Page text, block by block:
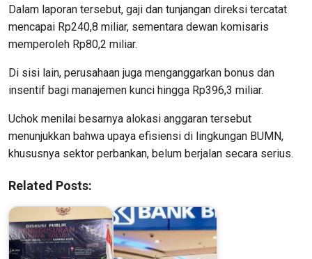
Dalam laporan tersebut, gaji dan tunjangan direksi tercatat
mencapai Rp240,8 miliar, sementara dewan komisaris
memperoleh Rp80,2 miliar.
Di sisi lain, perusahaan juga menganggarkan bonus dan
insentif bagi manajemen kunci hingga Rp396,3 miliar.
Uchok menilai besarnya alokasi anggaran tersebut
menunjukkan bahwa upaya efisiensi di lingkungan BUMN,
khususnya sektor perbankan, belum berjalan secara serius.
Related Posts: